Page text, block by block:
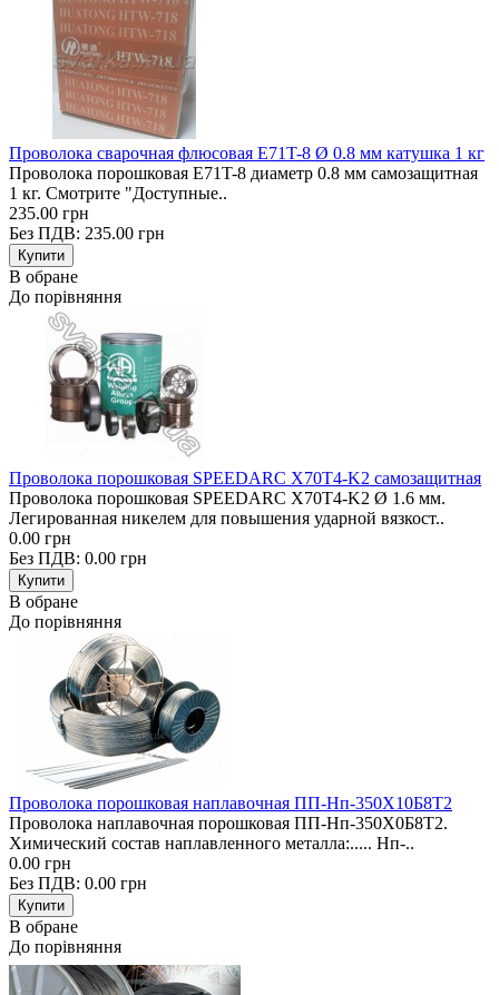
Проволока сварочная флюсовая E71T-8 Ø 0.8 мм катушка 1 кг
Проволока порошковая E71T-8 диаметр 0.8 мм самозащитная
1 кг. Смотрите "Доступные..
235.00 грн
Без ПДВ: 235.00 грн
В обране
До порівняння
Проволока порошковая SPEEDARC X70T4-K2 самозащитная
Проволока порошковая SPEEDARC X70T4-K2 Ø 1.6 мм.
Легированная никелем для повышения ударной вязкост..
0.00 грн
Без ПДВ: 0.00 грн
В обране
До порівняння
Проволока порошковая наплавочная ПП-Нп-350Х10Б8Т2
Проволока наплавочная порошковая ПП-Нп-350Х0Б8Т2.
Химический состав наплавленного металла:..... Нп-..
0.00 грн
Без ПДВ: 0.00 грн
В обране
До порівняння